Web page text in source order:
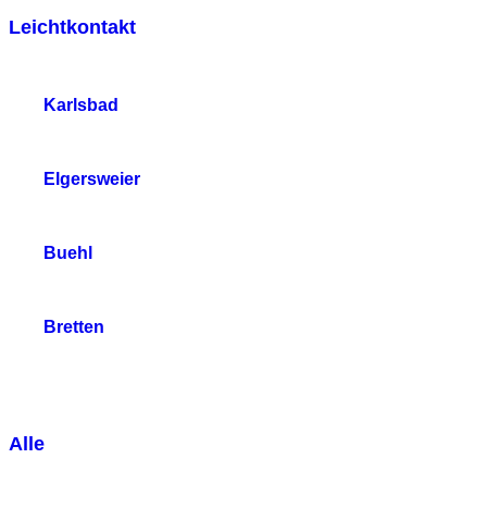
Leichtkontakt
Karlsbad
Elgersweier
Buehl
Bretten
Alle